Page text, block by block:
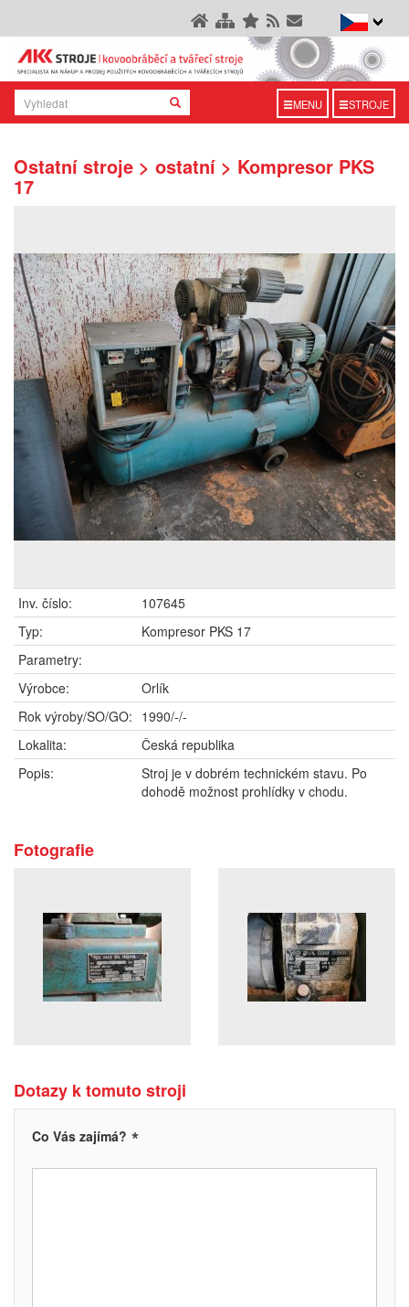
MENU STROJE
Ostatní stroje > ostatní > Kompresor PKS
17
Inv. číslo:
107645
Typ:
Kompresor PKS 17
Parametry:
Výrobce:
Orlík
Rok výroby/SO/GO: 1990/-/-
Lokalita:
Česká republika
Popis:
Stroj je v dobrém technickém stavu. Po
dohodě možnost prohlídky v chodu.
Fotografie
Dotazy k tomuto stroji
Co Vás zajímá? *